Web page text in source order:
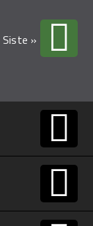
Siste »